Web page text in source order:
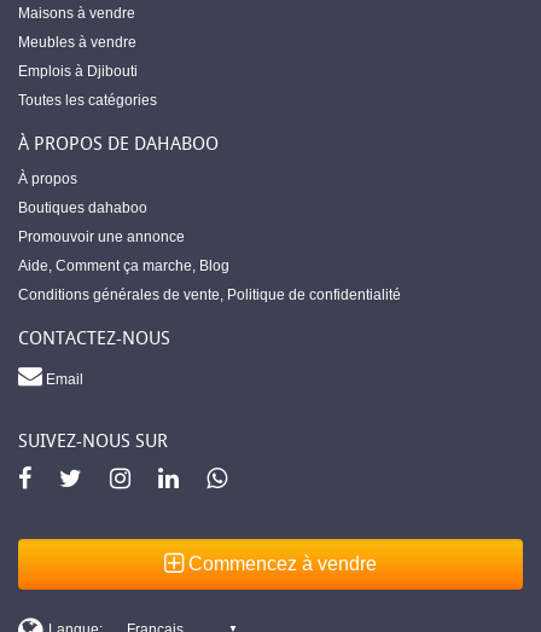
Maisons à vendre
Meubles à vendre
Emplois à Djibouti
Toutes les catégories
À PROPOS DE DAHABOO
À propos
Boutiques dahaboo
Promouvoir une annonce
Aide, Comment ça marche, Blog
Conditions générales de vente, Politique de confidentialité
CONTACTEZ-NOUS
Email
SUIVEZ-NOUS SUR
Commencez à vendre